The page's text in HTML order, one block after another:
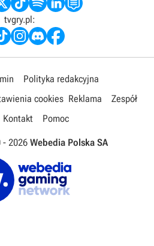
tvgry.pl:
Polityka redakcyjna
cookies Reklama
Zespół
Kontakt Pomoc
- 2026 Webedia Polska SA